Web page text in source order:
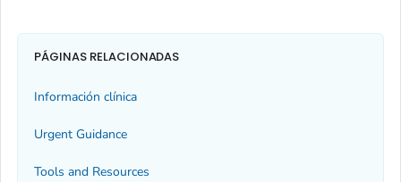
PÁGINAS RELACIONADAS
Información clínica
Urgent Guidance
Tools and Resources